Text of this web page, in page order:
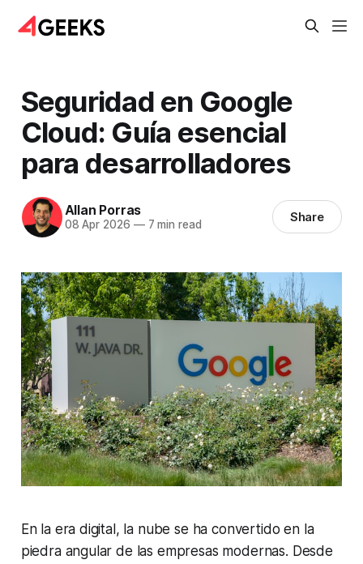
Seguridad en Google
Cloud: Guía esencial
para desarrolladores
Allan Porras
08 Apr 2026 —7 min read Share
En la era digital, la nube se ha convertido en la
piedra angular de las empresas modernas. Desde